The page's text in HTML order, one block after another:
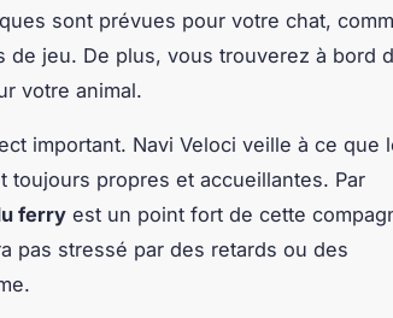
sont prévues pour votre chat,
jeu. De plus, vous trouverez à bord
votre animal.
important. Navi Veloci veille à ce que
toujours propres et accueillantes. Par
ferry est un point fort de cette
pas stressé par des retards ou des